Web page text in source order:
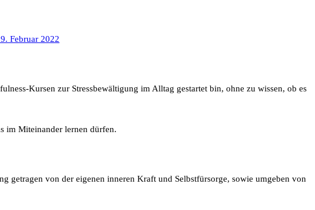
Februar 2022
Kursen zur Stressbewältigung im Alltag gestartet bin, ohne zu wissen, ob es
im Miteinander lernen dürfen.
getragen von der eigenen inneren Kraft und Selbstfürsorge, sowie umgeben von